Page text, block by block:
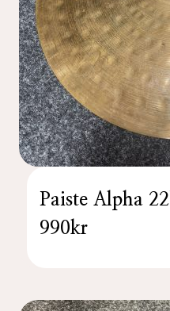
Paiste Alpha
990kr